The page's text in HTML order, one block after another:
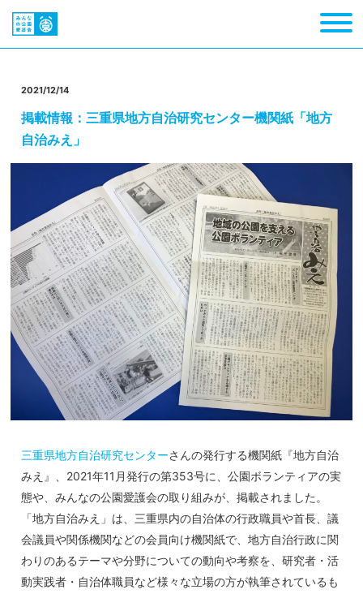
2021/12/14
掲載情報：三重県地方自治研究センター機関紙「地方
自治みえ」
三重県地方自治研究センターさんの発行する機関紙『地方自治
みえ』、2021年11月発行の第353号に、公園ボランティアの実
態や、みんなの公園愛護会の取り組みが、掲載されました。
「地方自治みえ」は、三重県内の自治体の行政職員や首長、議
会議員や関係機関などの会員向け機関紙で、地方自治行政に関
わりのあるテーマや分野についての動向や考察を、研究者・活
動実践者・自治体職員など様々な立場の方が執筆されているも